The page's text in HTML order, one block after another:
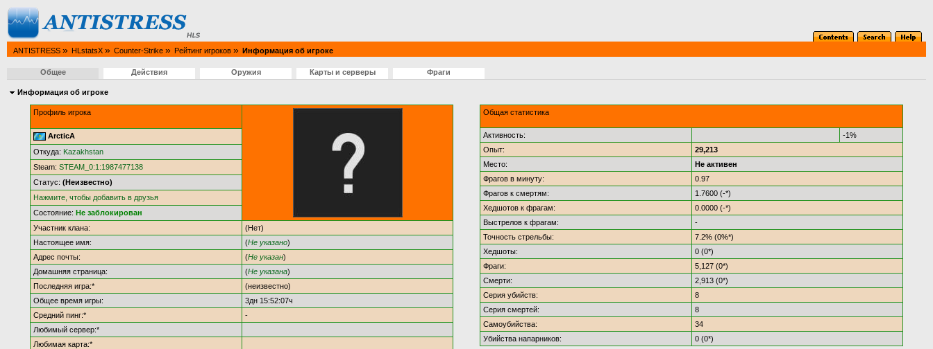
ANTISTRESS » HLstatsX » Counter-Strike » Рейтинг игроков » Информация об игроке
Общее Действия Оружия Карты и серверы Фраги
Информация об игроке
Профиль игрока
ArcticA
Откуда: Kazakhstan
Steam:STEAM_0:1:1987477138
Статус:(Неизвестно)
Нажмите, чтобы добавить в друзья
Состояние:Не заблокирован
Участник клана:
(Нет)
Настоящее имя:
(Не указано)
Адрес почты:
(Не указан)
Домашняя страница:
(Не указана)
Последняя игра:*
(неизвестно)
Общее время игры:
3дн 15:52:07ч
Средний пинг:*
-
Любимый сервер:*
Любимая карта:*
Общая статистика
Активность:
-1%
Опыт:
29,213
Место:
Не активен
Фрагов в минуту:
0.97
Фрагов к смертям:
1.7600 (-*)
Хедшотов к фрагам:
0.0000 (-*)
Выстрелов к фрагам:
-
Точность стрельбы:
7.2% (0%*)
Хедшоты:
0 (0*)
Фраги:
5,127 (0*)
Смерти:
2,913 (0*)
Серия убийств:
8
Серия смертей:
8
Самоубийства:
34
Убийства напарников:
0 (0*)